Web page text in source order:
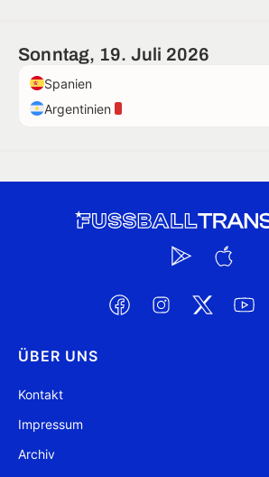
Sonntag, 19. Juli 2026
Spanien
Argentinien
ÜBER UNS
Kontakt
Impressum
Archiv